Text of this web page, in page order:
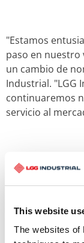
This website
The websites of
"Estamos
paso en nuestro
un cambio de
Industrial. "LGG
continuaremos
servicio al
Si desea más
cómo la
empresarial,